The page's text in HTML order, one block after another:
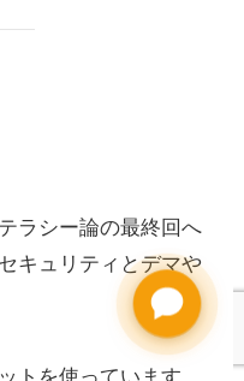
ラシー論の最終回へ
キュリティとデマや